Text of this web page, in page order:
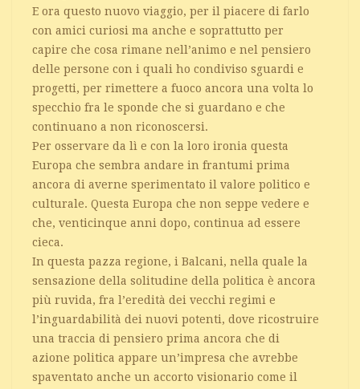
E ora questo nuovo viaggio, per il piacere di farlo
con amici curiosi ma anche e soprattutto per
capire che cosa rimane nell’animo e nel pensiero
delle persone con i quali ho condiviso sguardi e
progetti, per rimettere a fuoco ancora una volta lo
specchio fra le sponde che si guardano e che
continuano a non riconoscersi.
Per osservare da lì e con la loro ironia questa
Europa che sembra andare in frantumi prima
ancora di averne sperimentato il valore politico e
culturale. Questa Europa che non seppe vedere e
che, venticinque anni dopo, continua ad essere
cieca.
In questa pazza regione, i Balcani, nella quale la
sensazione della solitudine della politica è ancora
più ruvida, fra l’eredità dei vecchi regimi e
l’inguardabilità dei nuovi potenti, dove ricostruire
una traccia di pensiero prima ancora che di
azione politica appare un’impresa che avrebbe
spaventato anche un accorto visionario come il